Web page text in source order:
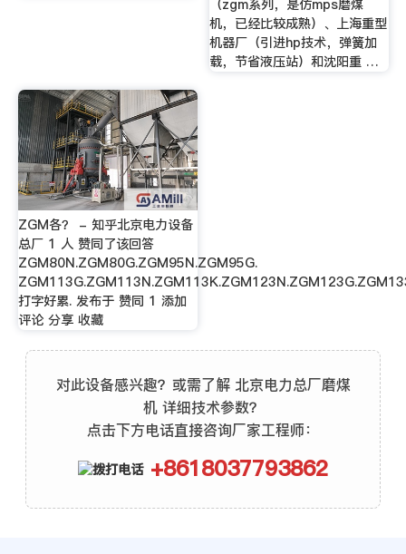
（zgm系列，是仿mps磨煤
机，已经比较成熟）、上海重型
机器厂（引进hp技术，弹簧加
载，节省液压站）和沈阳重 …
ZGM各？ - 知乎北京电力设备
总厂 1 人 赞同了该回答
ZGM80N.ZGM80G.ZGM95N.ZGM95G.
打字好累. 发布于 赞同 1 添加
评论 分享 收藏
对此设备感兴趣？或需了解 北京电力总厂磨煤
机 详细技术参数？
点击下方电话直接咨询厂家工程师：
+8618037793862